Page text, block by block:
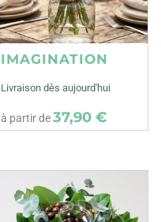
IMAGINATION
Livraison dès aujourd'hui
à partir de37,90 €